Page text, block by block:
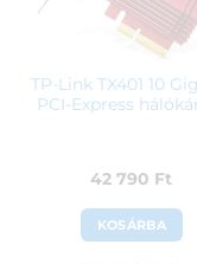
TP-Link TX401 10
PCI-Express
42 790 Ft
KOSÁRBA